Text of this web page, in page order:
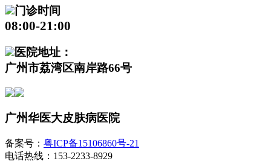
门诊时间
08:00-21:00
医院地址：
广州市荔湾区南岸路66号
广州华医大皮肤病医院
备案号： 粤ICP备15106860号-21
电话热线：153-2233-8929